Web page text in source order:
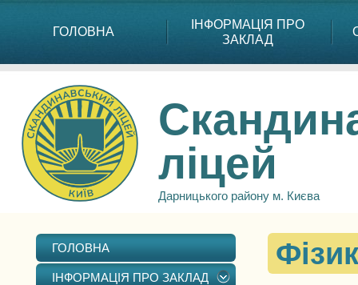
ГОЛОВНА
ІНФОРМАЦІЯ ПРО
ЗАКЛАД
ліцей
Дарницького району м. Києва
ГОЛОВНА
ІНФОРМАЦІЯ ПРО ЗАКЛАД